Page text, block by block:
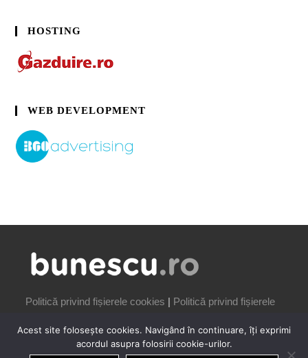
HOSTING
WEB DEVELOPMENT
Politică privind fișierele cookies | Politică privind fișierele
Acest site folosește cookies. Navigând în continuare, îți exprimi
acordul asupra folosirii cookie-urilor.